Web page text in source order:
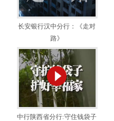
长安银行汉中分行：《走对
路》
中行陕西省分行:守住钱袋子